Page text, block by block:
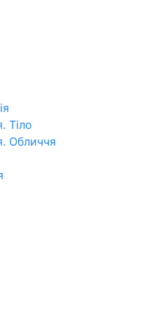
Тіло
Обличчя